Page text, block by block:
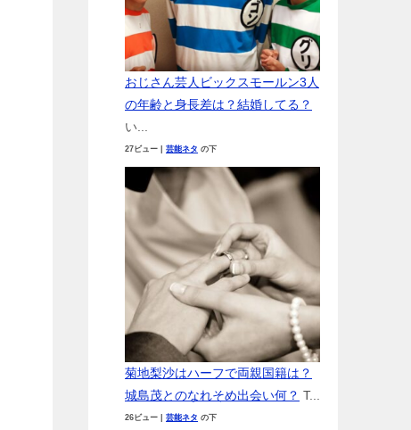
おじさん芸人ビックスモールン3人
の年齢と身長差は？結婚してる？
い...
27ビュー 芸能ネタ の下
菊地梨沙はハーフで両親国籍は？
城島茂とのなれそめ出会い何？ T...
26ビュー 芸能ネタ の下